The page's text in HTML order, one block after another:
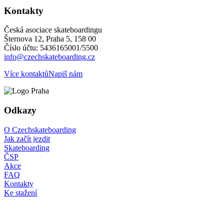
Kontakty
Česká asociace skateboardingu
Šternova 12, Praha 5, 158 00
Číslo účtu: 5436165001/5500
info@czechskateboarding.cz
Více kontaktůNapiš nám
Odkazy
O Czechskateboarding
Jak začít jezdit
Skateboarding
ČSP
Akce
FAQ
Kontakty
Ke stažení